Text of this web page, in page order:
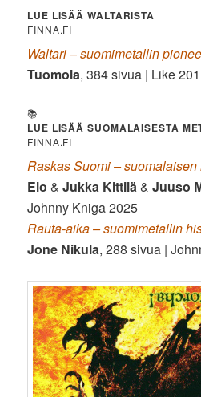
LUE LISÄÄ WALTARISTA
FINNA.FI
Waltari – suomimetallin
Tuomola, 384 sivua | Like
📚
LUE LISÄÄ SUOMALAISESTA
FINNA.FI
Raskas Suomi –
Elo &Jukka Kittilä&Juuso
Johnny Kniga 2025
Rauta-aika – suomimetallin
Jone Nikula, 288 sivua |